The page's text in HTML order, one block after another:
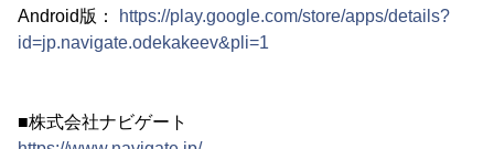
Android版：
https://play.google.com/store/apps/details?
id=jp.navigate.odekakeev&pli=1
■株式会社ナビゲート